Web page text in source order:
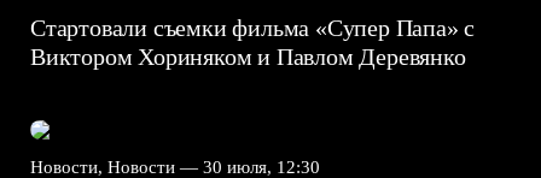
Стартовали съемки фильма «Супер Папа» с
Виктором Хориняком и Павлом Деревянко
Новости, Новости — 30 июля, 12:30